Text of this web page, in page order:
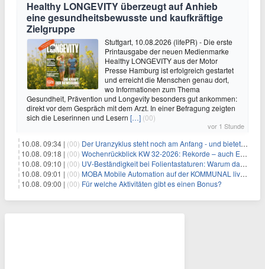
Healthy LONGEVITY überzeugt auf Anhieb
eine gesundheitsbewusste und kaufkräftige
Zielgruppe
Stuttgart, 10.08.2026 (lifePR) - Die erste
Printausgabe der neuen Medienmarke
Healthy LONGEVITY aus der Motor
Presse Hamburg ist erfolgreich gestartet
und erreicht die Menschen genau dort,
wo Informationen zum Thema
Gesundheit, Prävention und Longevity besonders gut ankommen:
direkt vor dem Gespräch mit dem Arzt. In einer Befragung zeigten
sich die Leserinnen und Lesern […] (00)
vor 1 Stunde
10.08. 09:34 | (00) Der Uranzyklus steht noch am Anfang - und bietet Chancen
10.08. 09:18 | (00) Wochenrückblick KW 32-2026: Rekorde – auch Edelmetalle melden sich zurück!
10.08. 09:10 | (00) UV-Beständigkeit bei Folientastaturen: Warum das Material allein nicht über die Lebensdauer entscheidet
10.08. 09:01 | (00) MOBA Mobile Automation auf der KOMMUNAL live in Fulda
10.08. 09:00 | (00) Für welche Aktivitäten gibt es einen Bonus?